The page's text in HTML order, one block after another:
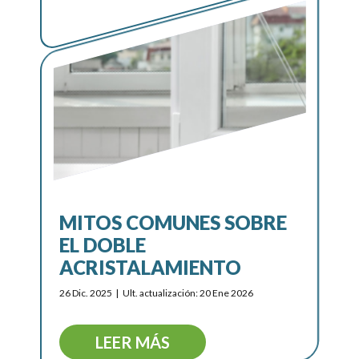
MITOS COMUNES SOBRE
EL DOBLE
ACRISTALAMIENTO
26 Dic. 2025 Ult. actualización: 20 Ene 2026
LEER MÁS